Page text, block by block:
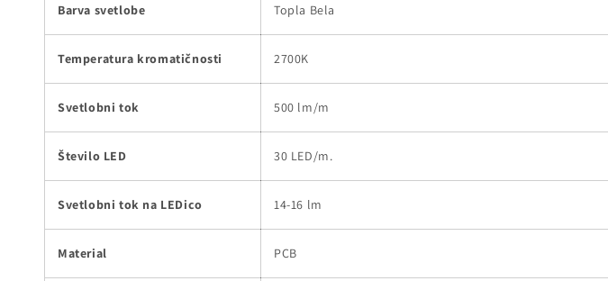
Barva svetlobe Topla Bela
Temperatura kromatičnosti 2700K
Svetlobni tok 500 lm/m
Število LED 30 LED/m.
Svetlobni tok na LEDico 14-16 lm
Material PCB